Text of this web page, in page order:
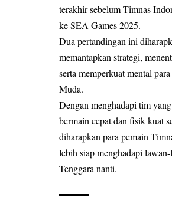
terakhir sebelum Timnas
ke SEA Games 2025.
Dua pertandingan ini
memantapkan strategi,
serta memperkuat mental
Muda.
Dengan menghadapi tim
bermain cepat dan fisik kuat
diharapkan para pemain
lebih siap menghadapi
Tenggara nanti.